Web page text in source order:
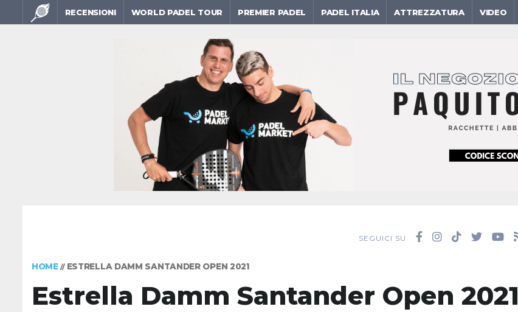
RECENSIONI WORLD PADEL TOUR PREMIER PADEL PADEL ITALIA ATTREZZATURA VIDEO
SEGUICI SU
HOME// ESTRELLA DAMM SANTANDER OPEN 2021
Estrella Damm Santander Open 2021